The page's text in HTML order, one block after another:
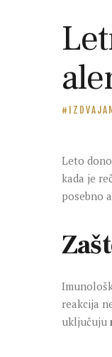
Leto
kada je
posebno
reakcija
uključuju